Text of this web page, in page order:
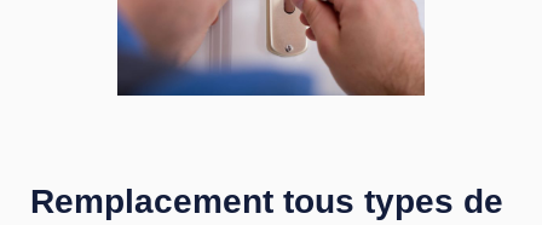
Remplacement tous types de